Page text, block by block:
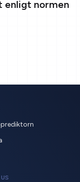
enligt normen